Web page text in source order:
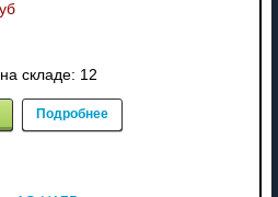
складе: 12
Подробнее